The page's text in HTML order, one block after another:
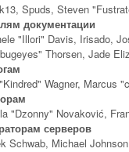
Spuds, Steven
документации
"Illori" Davis, Irisado,
Thorsen, Jade
Wagner, Marcus
"Dzonny" Novaković,
серверов
Schwab, Michael